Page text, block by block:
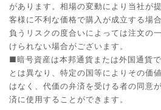
があります。相場の変動により当社が
客様に不利な価格で購入が成立する場
負うリスクの度合いによっては注文の
けられない場合がございます。
■暗号資産は本邦通貨または外国通貨
とは異なり、特定の国等によりその価
はなく、代価の弁済を受ける者の同意
済に使用することができます。